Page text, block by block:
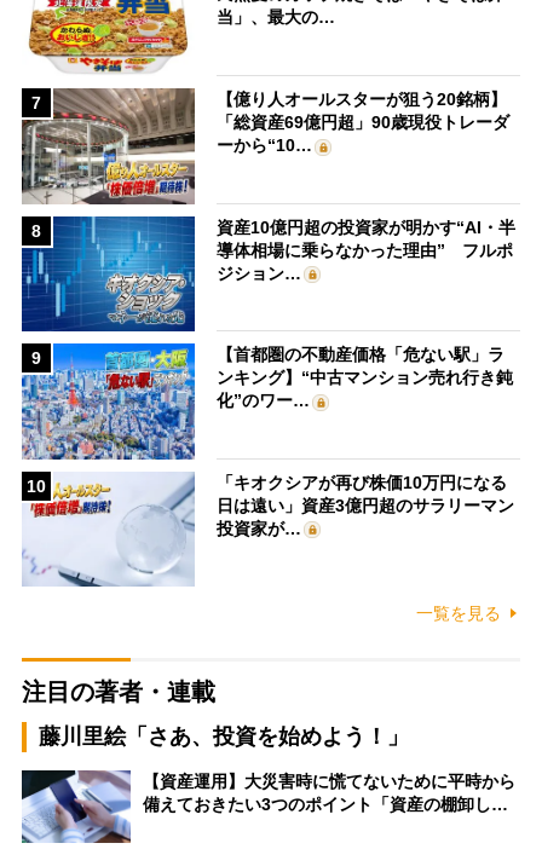
当」、最大の…
7
【億り人オールスターが狙う20銘柄】
「総資産69億円超」90歳現役トレーダ
ーから“10…
8
資産10億円超の投資家が明かす“AI・半
導体相場に乗らなかった理由” フルポ
ジション…
9
【首都圏の不動産価格「危ない駅」ラ
ンキング】“中古マンション売れ行き鈍
化”のワー…
10
「キオクシアが再び株価10万円になる
日は遠い」資産3億円超のサラリーマン
投資家が…
一覧を見る
注目の著者・連載
藤川里絵「さあ、投資を始めよう！」
【資産運用】大災害時に慌てないために平時から
備えておきたい3つのポイント「資産の棚卸し…